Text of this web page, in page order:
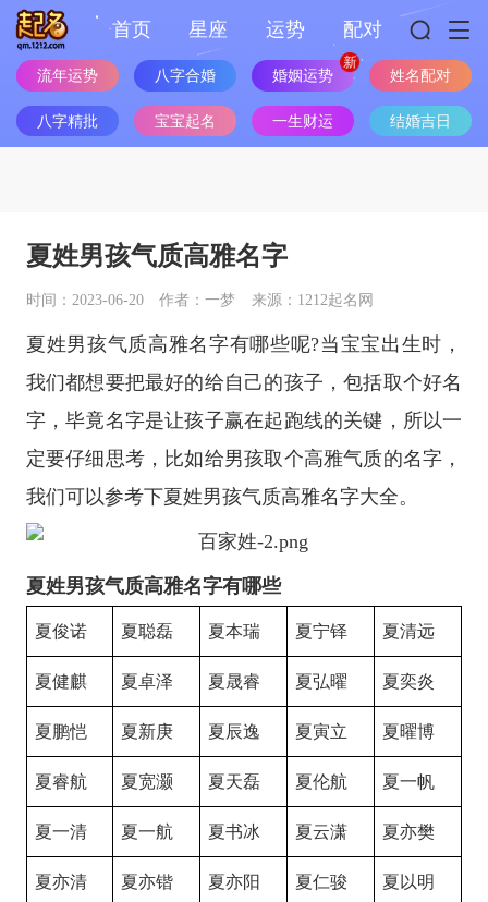
首页 星座 运势 配对
流年运势 八字合婚 婚姻运势 姓名配对
八字精批 宝宝起名 一生财运 结婚吉日
夏姓男孩气质高雅名字
时间：2023-06-20 作者：一梦 来源：1212起名网
夏姓男孩气质高雅名字有哪些呢?当宝宝出生时，
我们都想要把最好的给自己的孩子，包括取个好名
字，毕竟名字是让孩子赢在起跑线的关键，所以一
定要仔细思考，比如给男孩取个高雅气质的名字，
我们可以参考下夏姓男孩气质高雅名字大全。
夏姓男孩气质高雅名字有哪些
夏俊诺 夏聪磊 夏本瑞 夏宁铎 夏清远
夏健麒 夏卓泽 夏晟睿 夏弘曜 夏奕炎
夏鹏恺 夏新庚 夏辰逸 夏寅立 夏曜博
夏睿航 夏宽灏 夏天磊 夏伦航 夏一帆
夏一清 夏一航 夏书冰 夏云潇 夏亦樊
夏亦清 夏亦锴 夏亦阳 夏仁骏 夏以明